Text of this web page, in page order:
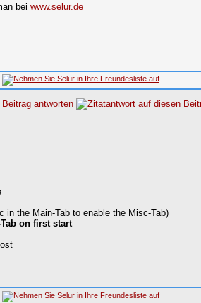
bei www.selur.de
in the Main-Tab to enable the Misc-Tab)
on first start